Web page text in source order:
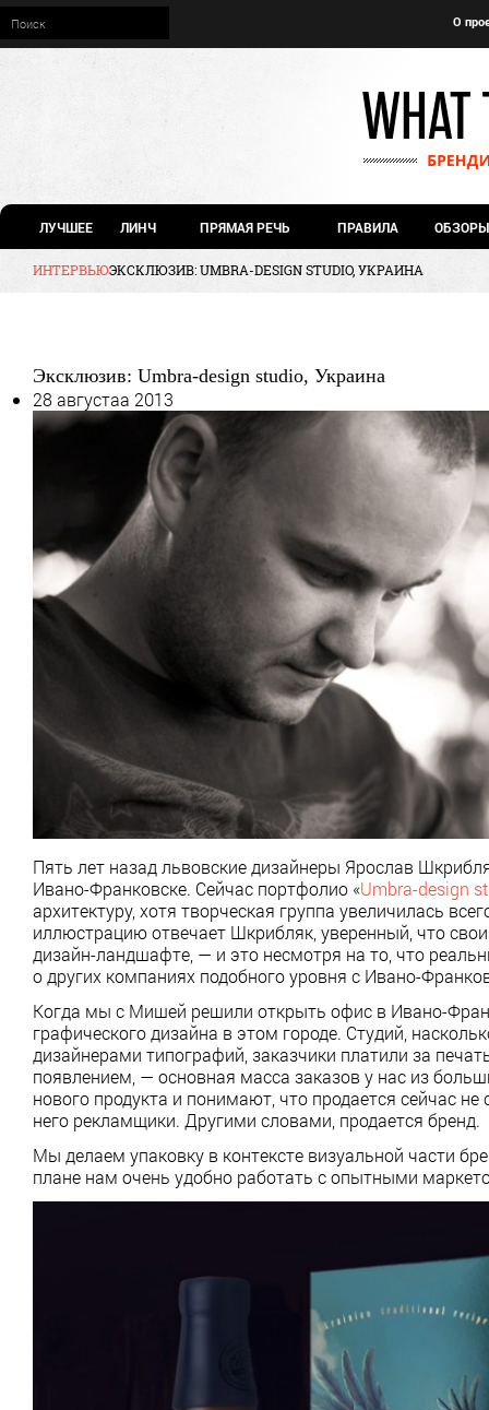
О
ЛУЧШЕЕ ЛИНЧ ПРЯМАЯ РЕЧЬ ПРАВИЛА ОБЗОРЫ
ИНТЕРВЬЮЭКСКЛЮЗИВ: UMBRA-DESIGN STUDIO, УКРАИНА
Эксклюзив: Umbra-design studio, Украина
28 августаа 2013
Пять лет назад львовские дизайнеры Ярослав
Ивано-Франковске. Сейчас портфолио «Umbra-design
архитектуру, хотя творческая группа увеличилась
иллюстрацию отвечает Шкрибляк, уверенный, что
дизайн-ландшафте, — и это несмотря на то, что
о других компаниях подобного уровня с Ивано-
Когда мы с Мишей решили открыть офис в Ивано-
графического дизайна в этом городе. Студий,
дизайнерами типографий, заказчики платили за
появлением, — основная масса заказов у нас из
нового продукта и понимают, что продается сейчас
него рекламщики. Другими словами, продается бренд.
Мы делаем упаковку в контексте визуальной части
плане нам очень удобно работать с опытными